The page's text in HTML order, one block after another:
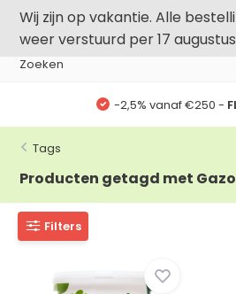
Wij zijn op vakantie. Alle
weer verstuurd per 17 augustus
-2,5% vanaf €250 -FLOWBO250
Tags
Producten getagd met
Filters